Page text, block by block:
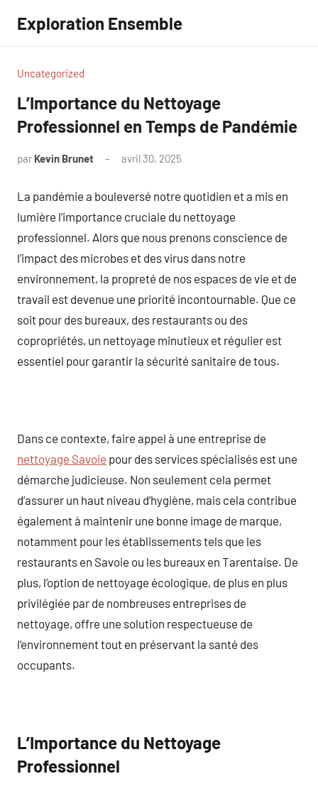
contenu
Exploration Ensemble
Uncategorized
L’Importance du Nettoyage
Professionnel en Temps de Pandémie
par Kevin Brunet avril 30, 2025
La pandémie a bouleversé notre quotidien et a mis en
lumière l’importance cruciale du nettoyage
professionnel. Alors que nous prenons conscience de
l’impact des microbes et des virus dans notre
environnement, la propreté de nos espaces de vie et de
travail est devenue une priorité incontournable. Que ce
soit pour des bureaux, des restaurants ou des
copropriétés, un nettoyage minutieux et régulier est
essentiel pour garantir la sécurité sanitaire de tous.
Dans ce contexte, faire appel à une entreprise de
nettoyage Savoie pour des services spécialisés est une
démarche judicieuse. Non seulement cela permet
d’assurer un haut niveau d’hygiène, mais cela contribue
également à maintenir une bonne image de marque,
notamment pour les établissements tels que les
restaurants en Savoie ou les bureaux en Tarentaise. De
plus, l’option de nettoyage écologique, de plus en plus
privilégiée par de nombreuses entreprises de
nettoyage, offre une solution respectueuse de
l’environnement tout en préservant la santé des
occupants.
L’Importance du Nettoyage
Professionnel